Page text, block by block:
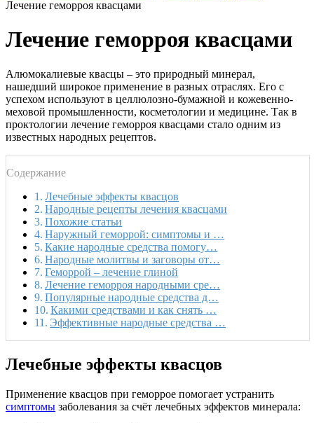
Лечение геморроя квасцами
Лечение геморроя квасцами
Алюмокалиевые квасцы – это природный минерал,
нашедший широкое применение в разных отраслях. Его с
успехом используют в целлюлозно-бумажной и кожевенно-
меховой промышленности, косметологии и медицине. Так в
проктологии лечение геморроя квасцами стало одним из
известных народных рецептов.
Содержание
Лечебные эффекты квасцов
Народные рецепты лечения квасцами
Похожие статьи
Наружный геморрой: симптомы и …
Какие народные средства помогу…
Народные молитвы и заговоры от…
Геморрой – лечение глиной
Лечение геморроя народными сре…
Популярные народные средства д…
Какими средствами и как снять …
Эффективные народные средства …
Лечебные эффекты квасцов
Применение квасцов при геморрое помогает устранить
симптомы заболевания за счёт лечебных эффектов минерала: